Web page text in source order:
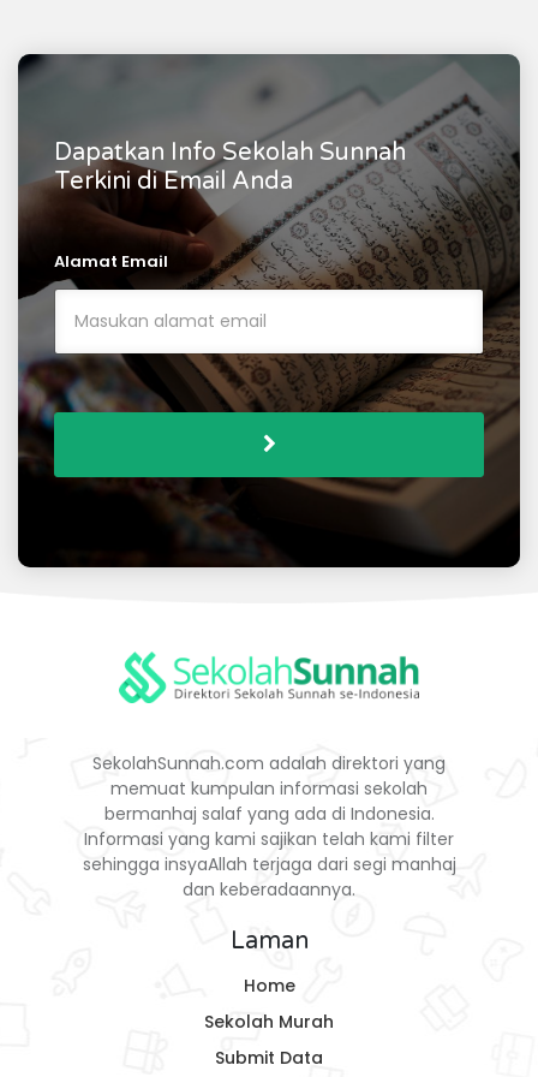
amet.PengajarAlumni perguruan tinggi di Timur Tengah,
LIPIA serta Perguruan Tinggi Umum.
Dapatkan Info Sekolah Sunnah
Terkini di Email Anda
Alamat Email
SekolahSunnah.com adalah direktori yang
memuat kumpulan informasi sekolah
bermanhaj salaf yang ada di Indonesia.
Informasi yang kami sajikan telah kami filter
sehingga insyaAllah terjaga dari segi manhaj
dan keberadaannya.
Laman
Home
Sekolah Murah
Submit Data